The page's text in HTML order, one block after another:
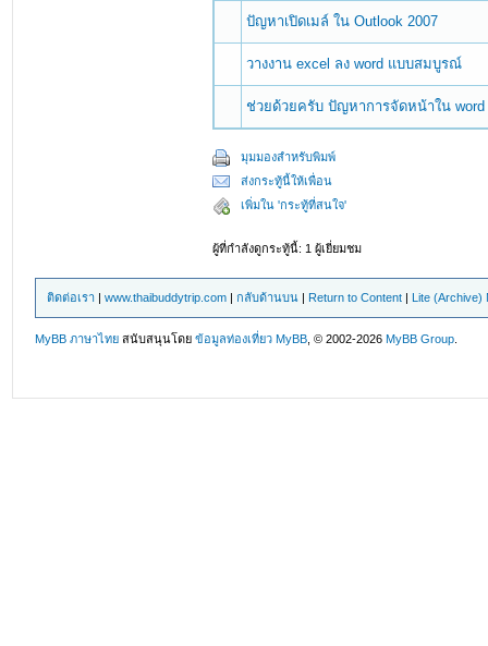
ปัญหาเปิดเมล์ ใน Outlook 2007
วางงาน excel ลง word แบบสมบูรณ์
ช่วยด้วยครับ ปัญหาการจัดหน้าใน word
มุมมองสำหรับพิมพ์
ส่งกระทู้นี้ให้เพื่อน
เพิ่มใน 'กระทู้ที่สนใจ'
ผู้ที่กำลังดูกระทู้นี้: 1 ผู้เยี่ยมชม
ติดต่อเรา |www.thaibuddytrip.com |กลับด้านบน | Return to Content | Lite (Archive)
MyBB ภาษาไทย สนับสนุนโดยข้อมูลท่องเที่ยว MyBB , © 2002-2026MyBB Group